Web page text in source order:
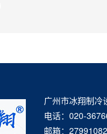
广州市冰翔制冷
电话：020-
邮箱：